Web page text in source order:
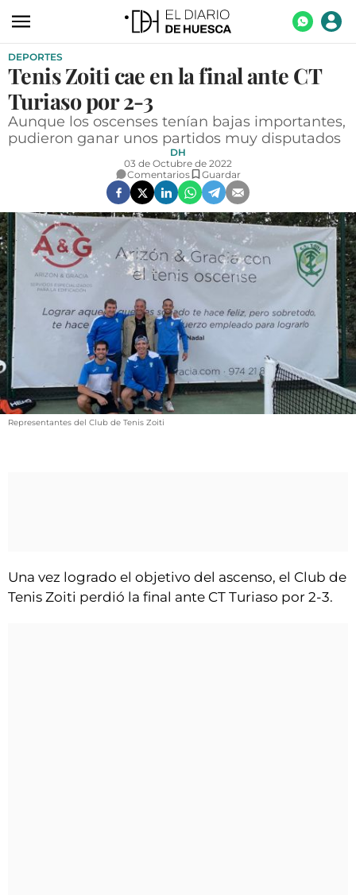
ACTUALIDAD
ECONOMÍA
TECNOLOGÍA
TURISMO
AGROALIMENTACIÓN
DEPORTES
CULTURA
SOCIEDAD
OPINIÓN
GALERÍAS
VÍDEOS
CONTACTAR
FIESTAS EN EL ALTO ARAGÓN
ESQUELAS
DEPORTES
Tenis Zoiti cae en la final ante CT
Turiaso por 2-3
Aunque los oscenses tenían bajas importantes,
pudieron ganar unos partidos muy disputados
DH
03 de Octubre de 2022
Comentarios
Guardar
Representantes del Club de Tenis Zoiti
Una vez logrado el objetivo del ascenso, el Club de
Tenis Zoiti perdió la final ante CT Turiaso por 2-3.